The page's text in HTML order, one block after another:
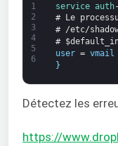
1
2
3
4
5
6
service auth-
# Le
# /etc/
#
user = vmail
}
Détectez les
https://